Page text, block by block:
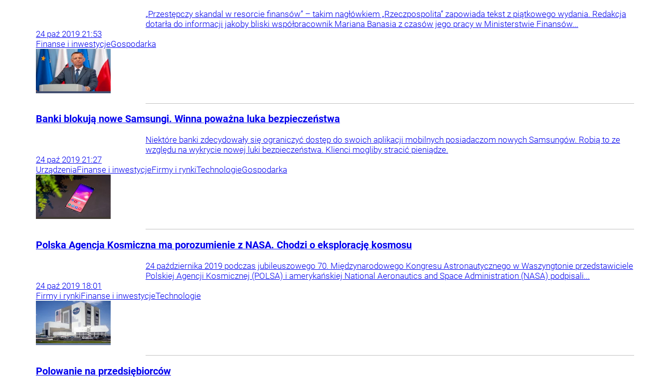
„Przestępczy skandal w resorcie finansów” – takim nagłówkiem „Rzeczpospolita” zapowiada tekst z piątkowego wydania. Redakcja
dotarła do informacji jakoby bliski współpracownik Mariana Banasia z czasów jego pracy w Ministerstwie Finansów...
24 paź 2019 21:53
Finanse i inwestycjeGospodarka
Banki blokują nowe Samsungi. Winna poważna luka bezpieczeństwa
Niektóre banki zdecydowały się ograniczyć dostęp do swoich aplikacji mobilnych posiadaczom nowych Samsungów. Robią to ze
względu na wykrycie nowej luki bezpieczeństwa. Klienci mogliby stracić pieniądze.
24 paź 2019 21:27
UrządzeniaFinanse i inwestycjeFirmy i rynkiTechnologieGospodarka
Polska Agencja Kosmiczna ma porozumienie z NASA. Chodzi o eksplorację kosmosu
24 października 2019 podczas jubileuszowego 70. Międzynarodowego Kongresu Astronautycznego w Waszyngtonie przedstawiciele
Polskiej Agencji Kosmicznej (POLSA) i amerykańskiej National Aeronautics and Space Administration (NASA) podpisali...
24 paź 2019 18:01
Firmy i rynkiFinanse i inwestycjeTechnologie
Polowanie na przedsiębiorców